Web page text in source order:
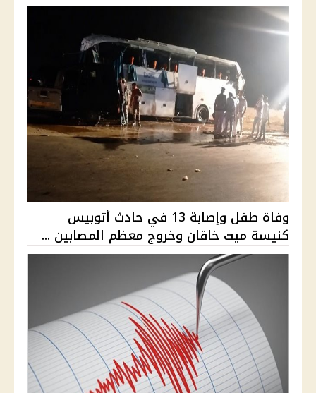
وفاة طفل وإصابة 13 في حادث أتوبيس
كنيسة ميت خاقان وخروج معظم المصابين ...